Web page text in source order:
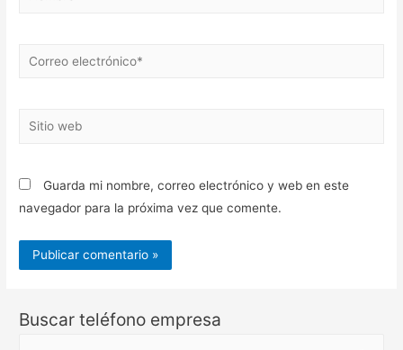
Correo
Sitio
Guarda mi nombre, correo electrónico y web en este
navegador para la próxima vez que comente.
Buscar teléfono empresa